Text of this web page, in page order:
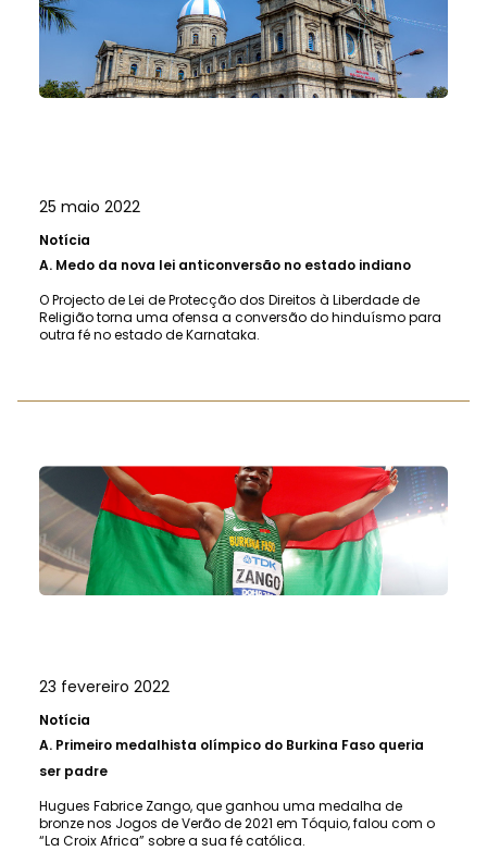
25 maio 2022
Notícia
A. Medo da nova lei anticonversão no estado indiano
O Projecto de Lei de Protecção dos Direitos à Liberdade de
Religião torna uma ofensa a conversão do hinduísmo para
outra fé no estado de Karnataka.
23 fevereiro 2022
Notícia
A. Primeiro medalhista olímpico do Burkina Faso queria
ser padre
Hugues Fabrice Zango, que ganhou uma medalha de
bronze nos Jogos de Verão de 2021 em Tóquio, falou com o
“La Croix Africa” ​​sobre a sua fé católica.